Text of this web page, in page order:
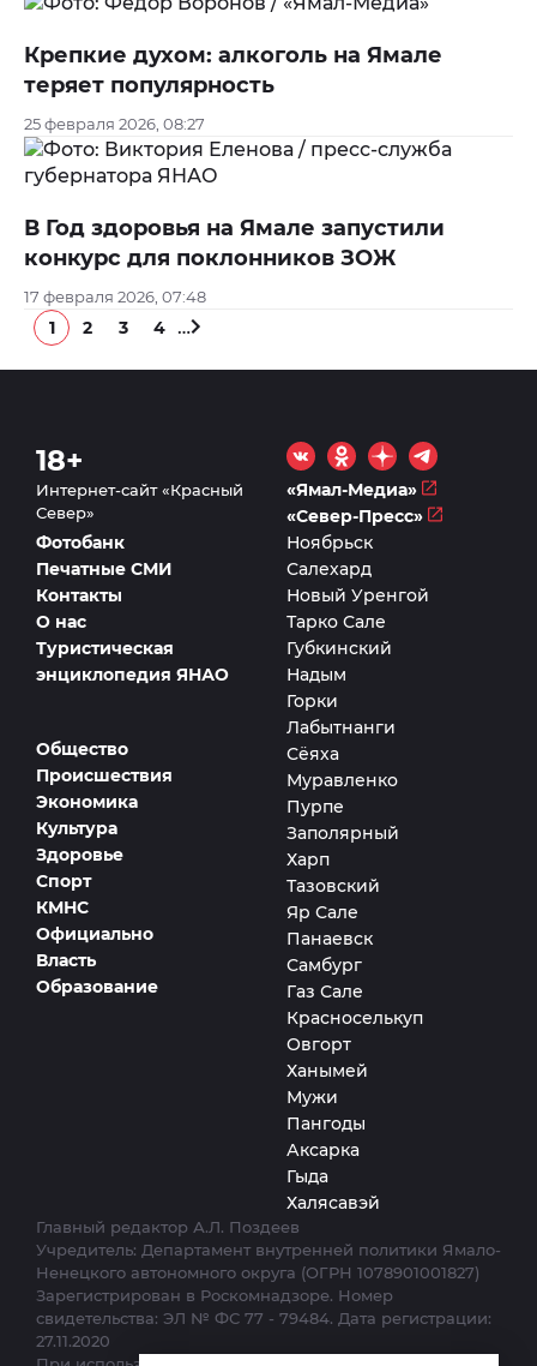
Крепкие духом: алкоголь на Ямале
теряет популярность
25 февраля 2026, 08:27
В Год здоровья на Ямале запустили
конкурс для поклонников ЗОЖ
17 февраля 2026, 07:48
1 2 3 4 …
18+
Интернет-сайт «Красный
Север»
«Ямал-Медиа»
«Север-Пресс»
Общество
Происшествия
Экономика
Культура
Здоровье
Спорт
КМНС
Официально
Власть
Образование
Фотобанк
Печатные СМИ
Контакты
О нас
Туристическая
энциклопедия ЯНАО
Ноябрьск
Салехард
Новый Уренгой
Тарко Сале
Губкинский
Надым
Горки
Лабытнанги
Сёяха
Муравленко
Пурпе
Заполярный
Харп
Тазовский
Яр Сале
Панаевск
Самбург
Газ Сале
Красноселькуп
Овгорт
Ханымей
Мужи
Пангоды
Аксарка
Гыда
Халясавэй
Главный редактор А.Л. Поздеев
Учредитель: Департамент внутренней политики Ямало-
Ненецкого автономного округа (ОГРН 1078901001827)
Зарегистрирован в Роскомнадзоре. Номер
свидетельства: ЭЛ № ФС 77 - 79484. Дата регистрации:
27.11.2020